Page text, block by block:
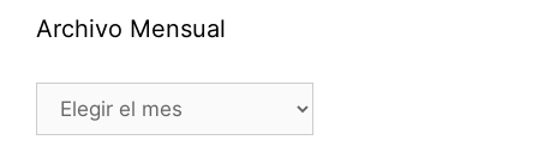
Archivo Mensual